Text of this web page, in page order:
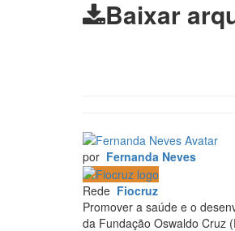
Baixar
por Fernanda Neves
Rede Fiocruz
Promover a saúde e o
da Fundação Oswaldo Cruz